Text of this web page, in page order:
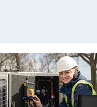
Durch Interpolieren ergibt